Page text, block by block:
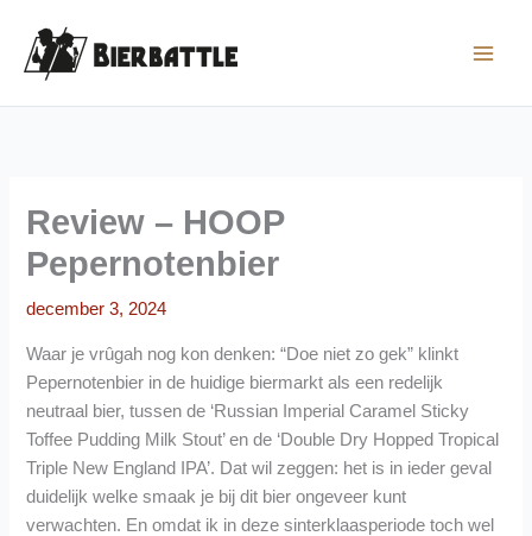
naar
Review – HOOP
Pepernotenbier
december 3, 2024
Waar je vrûgah nog kon denken: “Doe niet zo gek” klinkt
Pepernotenbier in de huidige biermarkt als een redelijk
neutraal bier, tussen de ‘Russian Imperial Caramel Sticky
Toffee Pudding Milk Stout’ en de ‘Double Dry Hopped Tropical
Triple New England IPA’. Dat wil zeggen: het is in ieder geval
duidelijk welke smaak je bij dit bier ongeveer kunt
verwachten. En omdat ik in deze sinterklaasperiode toch wel